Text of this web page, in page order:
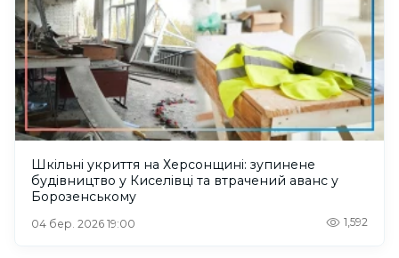
Шкільні укриття на Херсонщині: зупинене
будівництво у Киселівці та втрачений аванс у
Борозенському
04 бер. 2026 19:00 1,592